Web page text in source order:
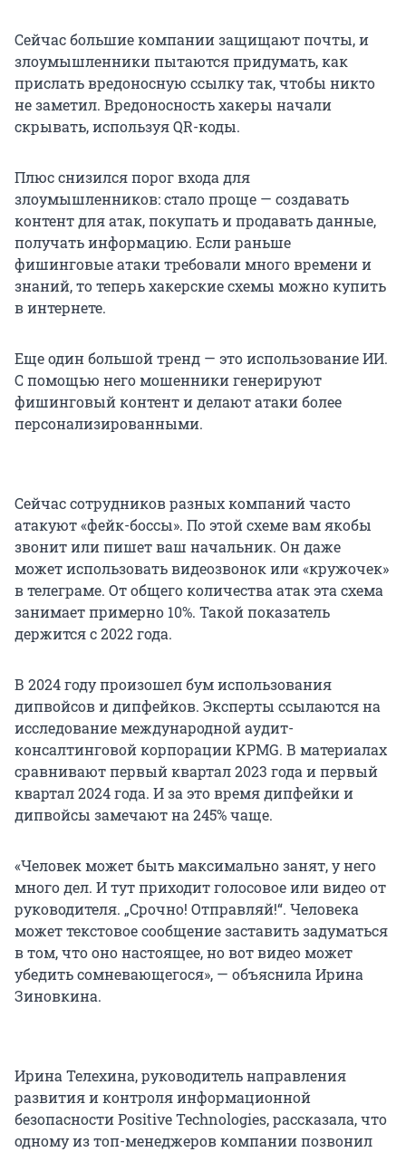
Сейчас большие компании защищают почты, и
злоумышленники пытаются придумать, как
прислать вредоносную ссылку так, чтобы никто
не заметил. Вредоносность хакеры начали
скрывать, используя QR-коды.
Плюс снизился порог входа для
злоумышленников: стало проще — создавать
контент для атак, покупать и продавать данные,
получать информацию. Если раньше
фишинговые атаки требовали много времени и
знаний, то теперь хакерские схемы можно купить
в интернете.
Еще один большой тренд — это использование ИИ.
С помощью него мошенники генерируют
фишинговый контент и делают атаки более
персонализированными.
Сейчас сотрудников разных компаний часто
атакуют «фейк-боссы». По этой схеме вам якобы
звонит или пишет ваш начальник. Он даже
может использовать видеозвонок или «кружочек»
в телеграме. От общего количества атак эта схема
занимает примерно 10%. Такой показатель
держится с 2022 года.
В 2024 году произошел бум использования
дипвойсов и дипфейков. Эксперты ссылаются на
исследование международной аудит-
консалтинговой корпорации KPMG. В материалах
сравнивают первый квартал 2023 года и первый
квартал 2024 года. И за это время дипфейки и
дипвойсы замечают на 245% чаще.
«Человек может быть максимально занят, у него
много дел. И тут приходит голосовое или видео от
руководителя. „Срочно! Отправляй!“. Человека
может текстовое сообщение заставить задуматься
в том, что оно настоящее, но вот видео может
убедить сомневающегося», — объяснила Ирина
Зиновкина.
Ирина Телехина, руководитель направления
развития и контроля информационной
безопасности Positive Technologies, рассказала, что
одному из топ-менеджеров компании позвонил